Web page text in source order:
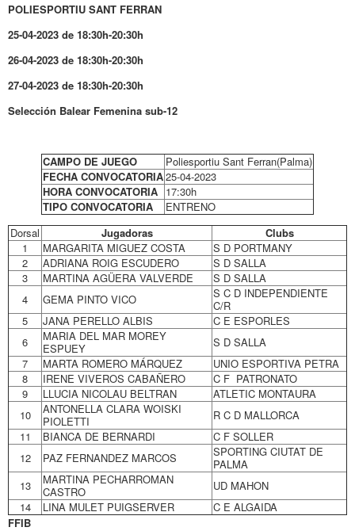
POLIESPORTIU SANT FERRAN
25-04-2023 de 18:30h-20:30h
26-04-2023 de 18:30h-20:30h
27-04-2023 de 18:30h-20:30h
Selección Balear Femenina sub-12
CAMPO DE JUEGO
Poliesportiu Sant Ferran(Palma)
FECHA CONVOCATORIA25-04-2023
HORA CONVOCATORIA 17:30h
TIPO CONVOCATORIA
ENTRENO
Dorsal
Jugadoras
Clubs
1
MARGARITA MIGUEZ COSTA
S D PORTMANY
2
ADRIANA ROIG ESCUDERO
S D SALLA
3
MARTINA AGÜERA VALVERDE
S D SALLA
4
GEMA PINTO VICO
S C D INDEPENDIENTE
C/R
5
JANA PERELLO ALBIS
C E ESPORLES
6
MARIA DEL MAR MOREY
ESPUEY
S D SALLA
7
MARTA ROMERO MÁRQUEZ
UNIO ESPORTIVA PETRA
8
IRENE VIVEROS CABAÑERO
C F PATRONATO
9
LLUCIA NICOLAU BELTRAN
ATLETIC MONTAURA
10
ANTONELLA CLARA WOISKI
PIOLETTI
R C D MALLORCA
11
BIANCA DE BERNARDI
C F SOLLER
12
PAZ FERNANDEZ MARCOS
SPORTING CIUTAT DE
PALMA
13
MARTINA PECHARROMAN
CASTRO
UD MAHON
14
LINA MULET PUIGSERVER
C E ALGAIDA
FFIB